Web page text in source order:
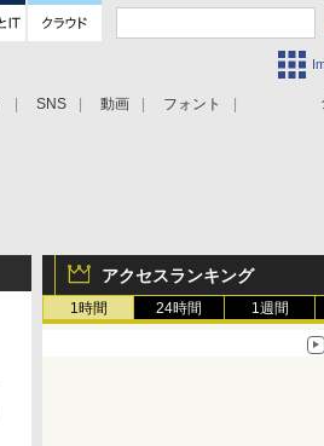
SNS 動画 フォント
アクセスランキング
1時間 24時間 1週間